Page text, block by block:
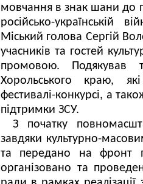
мовчання в знак шани до
російсько-українській
Міський голова Сергій
учасників та гостей
промовою. Подякував
Хорольського краю,
фестивалі-конкурсі, а
підтримки ЗСУ.
З початку
завдяки культурно-
та передано на фронт
організовано та